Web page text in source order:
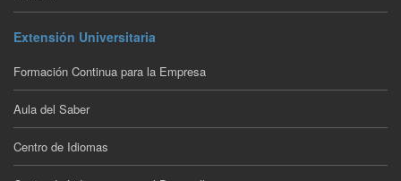
Extensión Universitaria
Formación Continua para la Empresa
Aula del Saber
Centro de Idiomas